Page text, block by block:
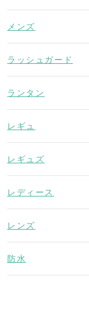
メンズ
ラッシュガード
ランタン
レギュ
レギュズ
レディース
レンズ
防水